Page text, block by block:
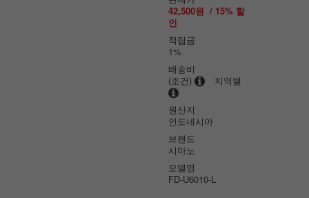
42,500원 / 15% 할
인
적립금
1%
배송비
(조건)
지역별
원산지
인도네시아
브랜드
시마노
모델명
FD-U6010-L